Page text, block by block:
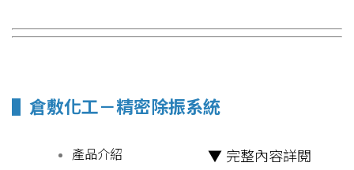
倉敷化工－精密除振系統
產品介紹
▼ 完整內容詳閱